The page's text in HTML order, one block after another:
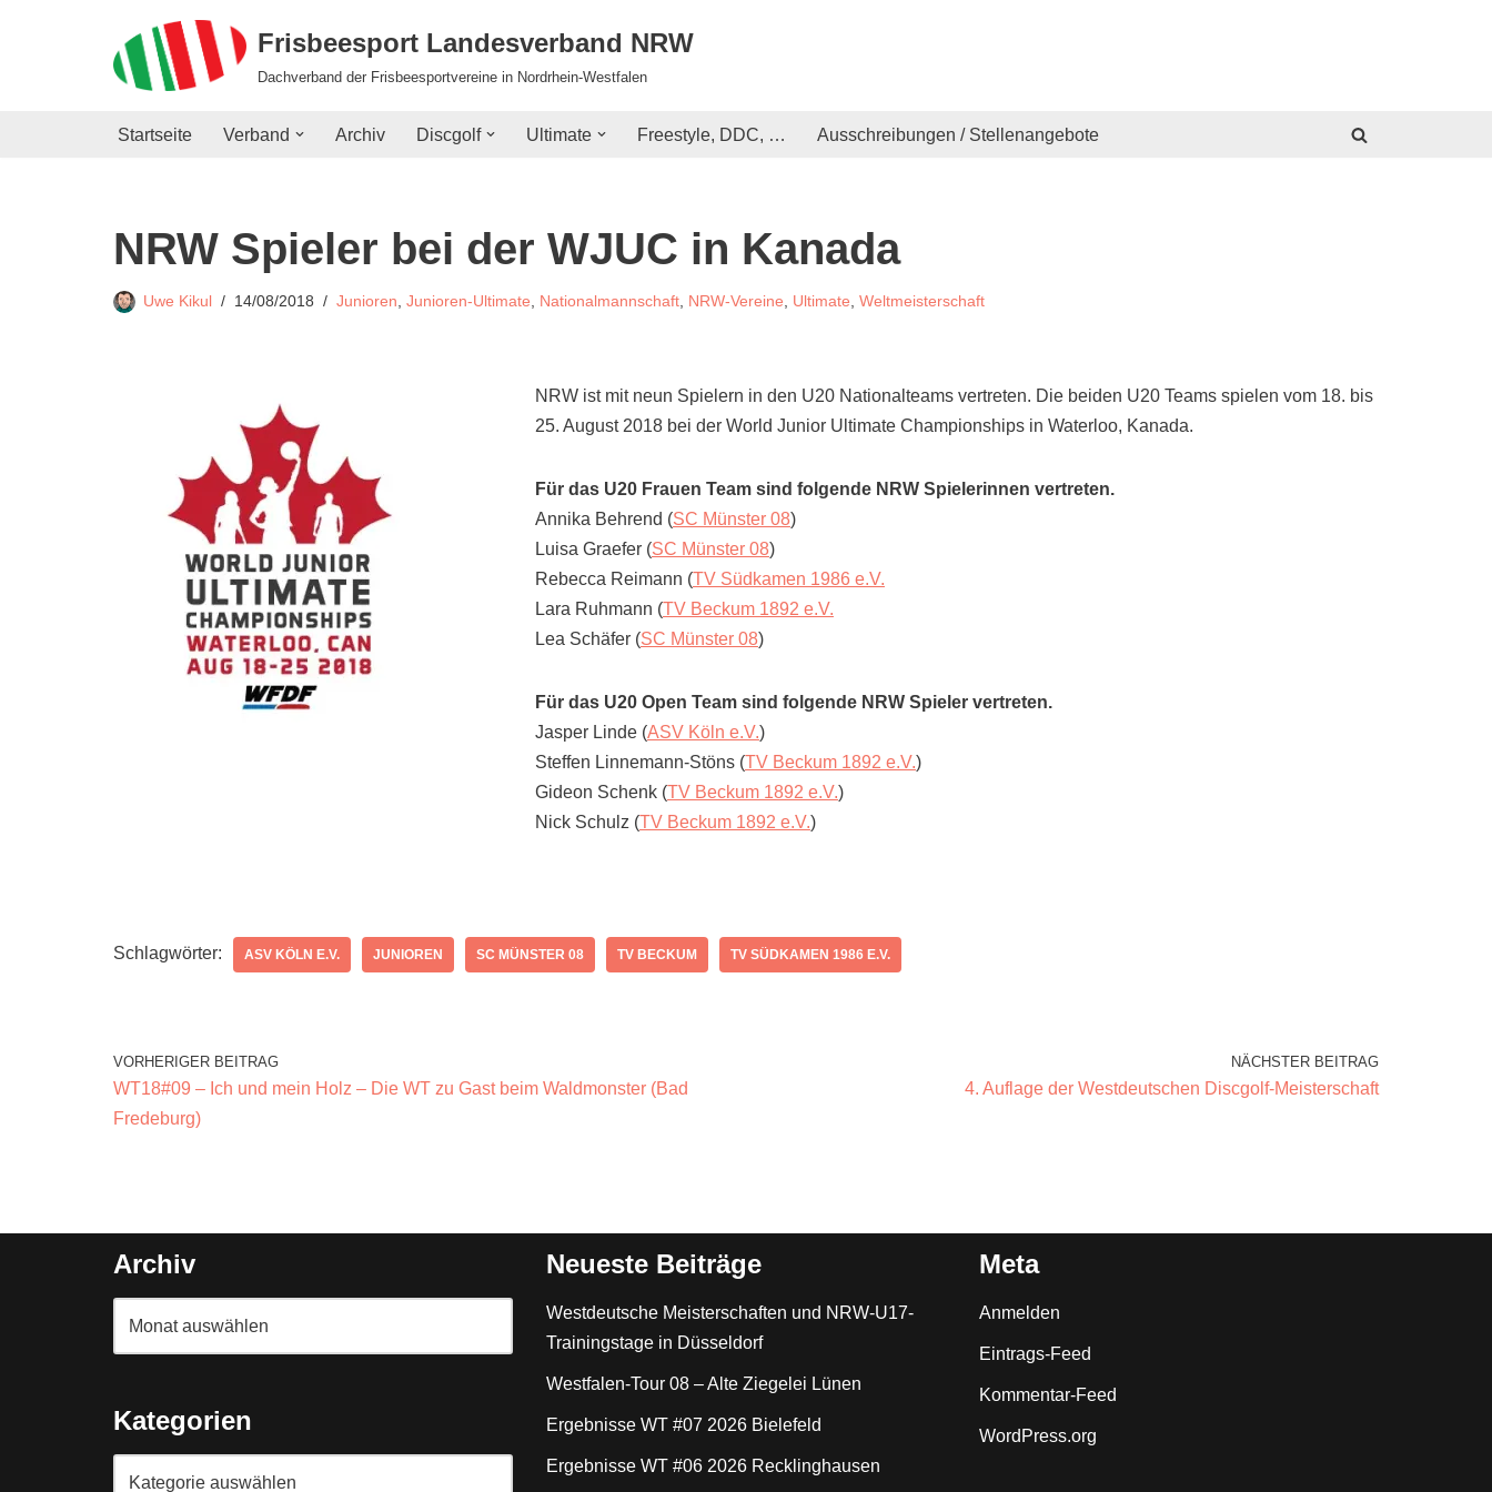
Frisbeesport Landesverband NRW
Dachverband der Frisbeesportvereine in Nordrhein-Westfalen
Startseite Verband Archiv Discgolf Ultimate Freestyle, DDC, … Ausschreibungen / Stellenangebote
NRW Spieler bei der WJUC in Kanada
Uwe Kikul 14/08/2018 Junioren, Junioren-Ultimate, Nationalmannschaft, NRW-Vereine, Ultimate, Weltmeisterschaft
NRW ist mit neun Spielern in den U20 Nationalteams vertreten. Die beiden U20 Teams spielen vom 18. bis
25. August 2018 bei der World Junior Ultimate Championships in Waterloo, Kanada.
Für das U20 Frauen Team sind folgende NRW Spielerinnen vertreten.
Annika Behrend (SC Münster 08)
Luisa Graefer (SC Münster 08)
Rebecca Reimann (TV Südkamen 1986 e.V.
Lara Ruhmann (TV Beckum 1892 e.V.
Lea Schäfer (SC Münster 08)
Für das U20 Open Team sind folgende NRW Spieler vertreten.
Jasper Linde (ASV Köln e.V.)
Steffen Linnemann-Stöns (TV Beckum 1892 e.V.)
Gideon Schenk (TV Beckum 1892 e.V.)
Nick Schulz (TV Beckum 1892 e.V.)
Schlagwörter: ASV KÖLN E.V. JUNIOREN SC MÜNSTER 08 TV BECKUM TV SÜDKAMEN 1986 E.V.
VORHERIGER BEITRAG
WT18#09 – Ich und mein Holz – Die WT zu Gast beim Waldmonster (Bad
Fredeburg)
NÄCHSTER BEITRAG
4. Auflage der Westdeutschen Discgolf-Meisterschaft
Archiv
Kategorien
Neueste Beiträge
Westdeutsche Meisterschaften und NRW-U17-
Trainingstage in Düsseldorf
Westfalen-Tour 08 – Alte Ziegelei Lünen
Ergebnisse WT #07 2026 Bielefeld
Ergebnisse WT #06 2026 Recklinghausen
Meta
Anmelden
Eintrags-Feed
Kommentar-Feed
WordPress.org